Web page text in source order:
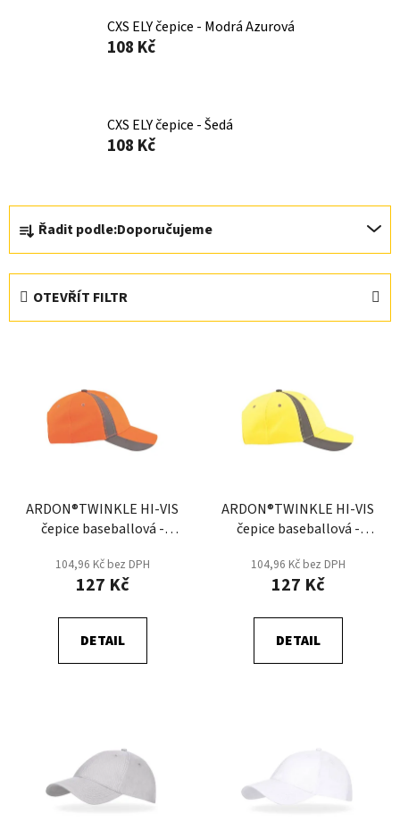
CXS ELY čepice - Modrá Azurová
108 Kč
CXS ELY čepice - Šedá
108 Kč
z
Řadit podle:Doporučujeme
OTEVŘÍT FILTR
ARDON®TWINKLE HI-VIS
čepice baseballová -
104,96 Kč bez DPH
127 Kč
DETAIL
ARDON®TWINKLE HI-VIS
čepice baseballová -
104,96 Kč bez DPH
127 Kč
DETAIL